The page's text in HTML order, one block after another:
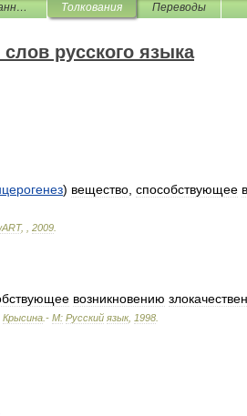
Словарь иностранных слов русского языка Толкования Переводы
русского языка
) вещество способствующее
, 2009
возникновению
Крысина .- М: Русский язык, 1998